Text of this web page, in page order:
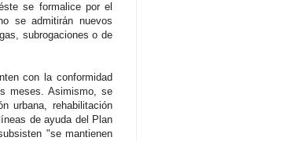
se formalice por el
se admitirán nuevos
subrogaciones o de
con la conformidad
meses. Asimismo, se
urbana, rehabilitación
de ayuda del Plan
"se mantienen